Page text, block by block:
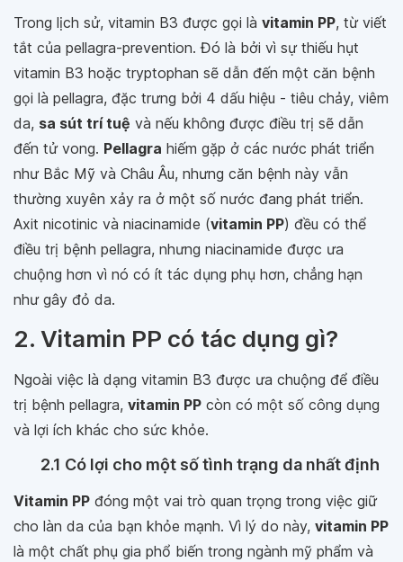
Trong lịch sử, vitamin B3 được gọi là vitamin PP, từ viết
tắt của pellagra-prevention. Đó là bởi vì sự thiếu hụt
vitamin B3 hoặc tryptophan sẽ dẫn đến một căn bệnh
gọi là pellagra, đặc trưng bởi 4 dấu hiệu - tiêu chảy, viêm
da, sa sút trí tuệ và nếu không được điều trị sẽ dẫn
đến tử vong. Pellagra hiếm gặp ở các nước phát triển
như Bắc Mỹ và Châu Âu, nhưng căn bệnh này vẫn
thường xuyên xảy ra ở một số nước đang phát triển.
Axit nicotinic và niacinamide (vitamin PP) đều có thể
điều trị bệnh pellagra, nhưng niacinamide được ưa
chuộng hơn vì nó có ít tác dụng phụ hơn, chẳng hạn
như gây đỏ da.
2. Vitamin PP có tác dụng gì?
Ngoài việc là dạng vitamin B3 được ưa chuộng để điều
trị bệnh pellagra, vitamin PP còn có một số công dụng
và lợi ích khác cho sức khỏe.
2.1 Có lợi cho một số tình trạng da nhất định
Vitamin PP đóng một vai trò quan trọng trong việc giữ
cho làn da của bạn khỏe mạnh. Vì lý do này, vitamin PP
là một chất phụ gia phổ biến trong ngành mỹ phẩm và